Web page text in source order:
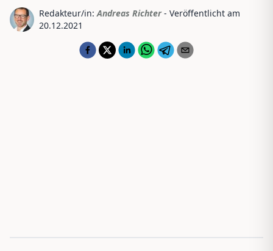
Redakteur/in: Andreas Richter - Veröffentlicht am
20.12.2021